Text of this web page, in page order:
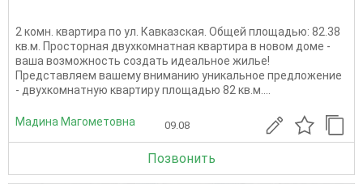
2 комн. квартира по ул. Кавказская. Общей площадью: 82.38
кв.м. Просторная двухкомнатная квартира в новом доме -
ваша возможность создать идеальное жилье!
Представляем вашему вниманию уникальное предложение
- двухкомнатную квартиру площадью 82 кв.м....
Мадина Магометовна 09.08
Позвонить